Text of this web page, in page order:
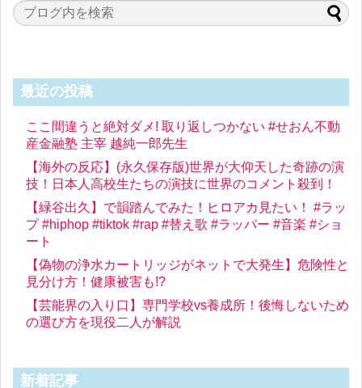
最近の投稿
ここ間違うと絶対ダメ! 取り返しつかない #せおん不動
産金融塾 主宰 越純一郎先生
【海外の反応】(永久保存版)世界が大仰天した奇跡の演
技！日本人高校生たちの演技に世界のコメント殺到！
【緑谷出久】で韻踏んでみた！ヒロアカ見たい！ #ラッ
プ #hiphop #tiktok #rap #替え歌 #ラッパー #音楽 #ショ
ート
【偽物の浄水カートリッジがネットで大発生】危険性と
見分け方！健康被害も!?
【芸能界の入り口】専門学校vs養成所！後悔しないため
の選び方を現役二人が解説
新着記事